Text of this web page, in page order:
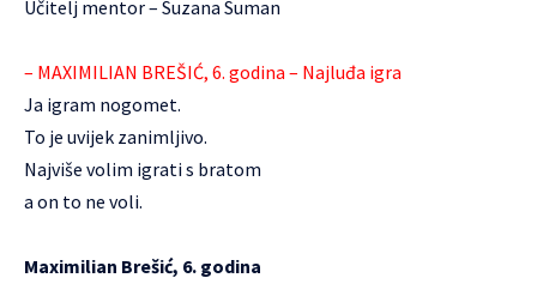
Učitelj mentor – Suzana Suman
– MAXIMILIAN BREŠIĆ, 6. godina – Najluđa igra
Ja igram nogomet.
To je uvijek zanimljivo.
Najviše volim igrati s bratom
a on to ne voli.
Maximilian Brešić, 6. godina